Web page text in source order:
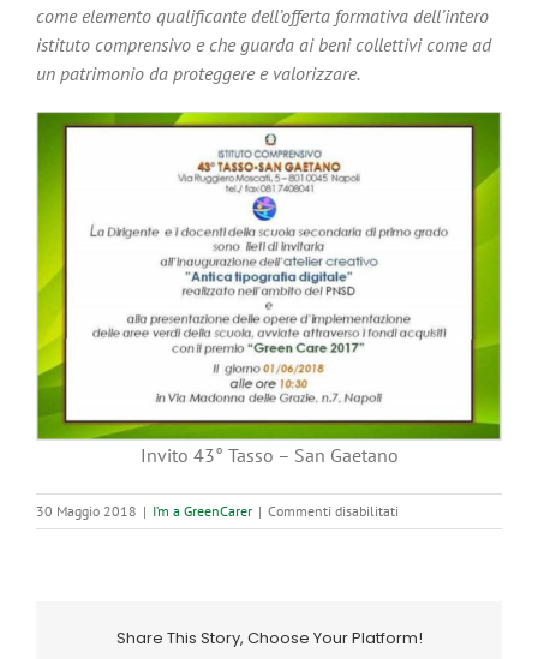
come elemento qualificante dell’offerta formativa dell’intero
istituto comprensivo e che guarda ai beni collettivi come ad
un patrimonio da proteggere e valorizzare.
Invito 43° Tasso – San Gaetano
30 Maggio 2018 | I’m a GreenCarer | Commenti disabilitati
Più
Gaetano
Share This Story, Choose Your Platform!